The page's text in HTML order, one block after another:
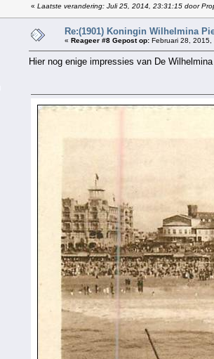
« Laatste verandering: Juli 25, 2014, 23:31:15 door
Re:(1901) Koningin Wilhelmina
« Reageer #8 Gepost op: Februari 28,
Hier nog enige impressies van De